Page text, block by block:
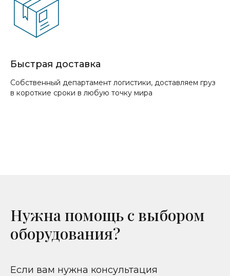
Быстрая доставка
Собственный департамент логистики, доставляем груз
в короткие сроки в любую точку мира
Нужна помощь с выбором
оборудования?
Если вам нужна консультация